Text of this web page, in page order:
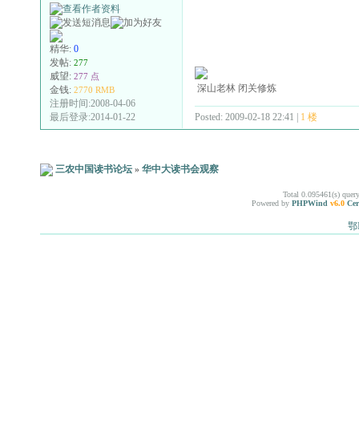
精华: 0
发帖: 277
威望: 277 点
金钱: 2770 RMB
注册时间:2008-04-06
最后登录:2014-01-22
深山老林 闭关修炼
Posted: 2009-02-18 22:41 | 1 楼
三农中国读书论坛 » 华中大读书会观察
Total 0.095461(s)
Powered by PHPWind v6.0
鄂